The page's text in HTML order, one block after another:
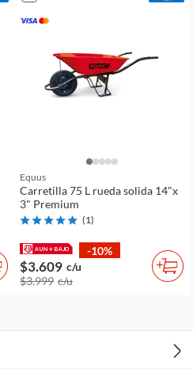
Equus
Carretilla 75 L rueda solida 14"x
3" Premium
(1)
-10%
$3.609 c/u
$3.999 c/u